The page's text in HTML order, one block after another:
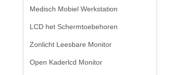
Medisch Mobiel Werkstation
LCD het Schermtoebehoren
Zonlicht Leesbare Monitor
Open Kaderlcd Monitor